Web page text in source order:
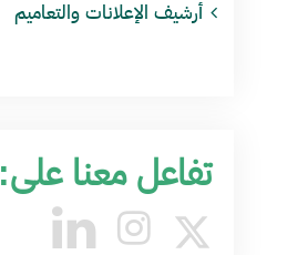
أرشيف الإعلانات والتعاميم
تفاعل معنا على: